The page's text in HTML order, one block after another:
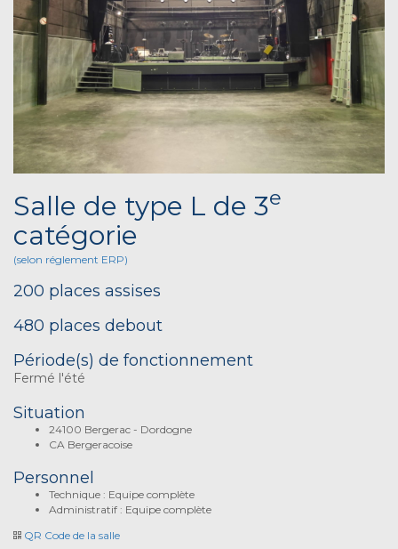
Salle de type L de 3e
catégorie
(selon réglement ERP)
200 places assises
480 places debout
Période(s) de fonctionnement
Fermé l'été
Situation
24100 Bergerac - Dordogne
CA Bergeracoise
Personnel
Technique : Equipe complète
Administratif : Equipe complète
QR Code de la salle